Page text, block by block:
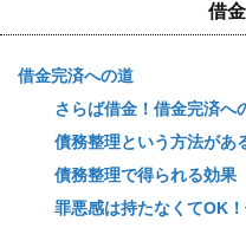
借
借金完済への道
さらば借金！借金完済へ
債務整理という方法があ
債務整理で得られる効
罪悪感は持たなくてOK